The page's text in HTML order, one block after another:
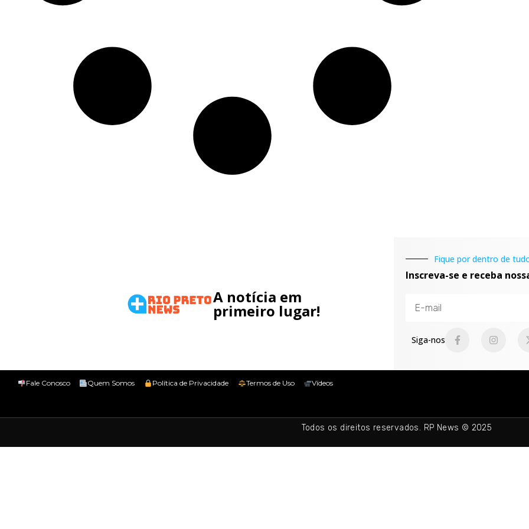
A notícia em
primeiro lugar!
Fique por dentro de
Inscreva-se e receba
Siga-nos
Fale Conosco Quem Somos Política de Privacidade Termos de Uso Vídeos
Todos os direitos reservados. RP News © 2025